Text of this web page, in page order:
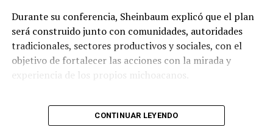
Un año después, el 21 de mayo de 2013, adquirió en el
Fraccionamiento Matamoros, también de San Luis
Potosí, un inmueble de 280 metros cuadrados, con un
valor declarado de 560 mil 700 pesos con pago de
Ese mismo año, pero el 23 de diciembre, compró en
Durante su conferencia, Sheinbaum explicó que el plan
será construido junto con comunidades, autoridades
tradicionales, sectores productivos y sociales, con el
objetivo de fortalecer las acciones con la mirada y
experiencia de los propios michoacanos.
“Vamos a escuchar a las
CONTINUAR LEYENDO